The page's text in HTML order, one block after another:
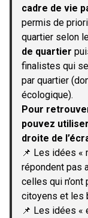
cadre de vie
permis de
quartier selon
de quartier
finalistes qui
par quartier
écologique).
Pour
pouvez
droite de
📌 Les idées «
répondent pas
celles qui
citoyens et les
📌 Les idées «